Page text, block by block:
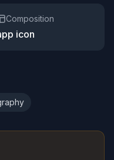
Composition
icon